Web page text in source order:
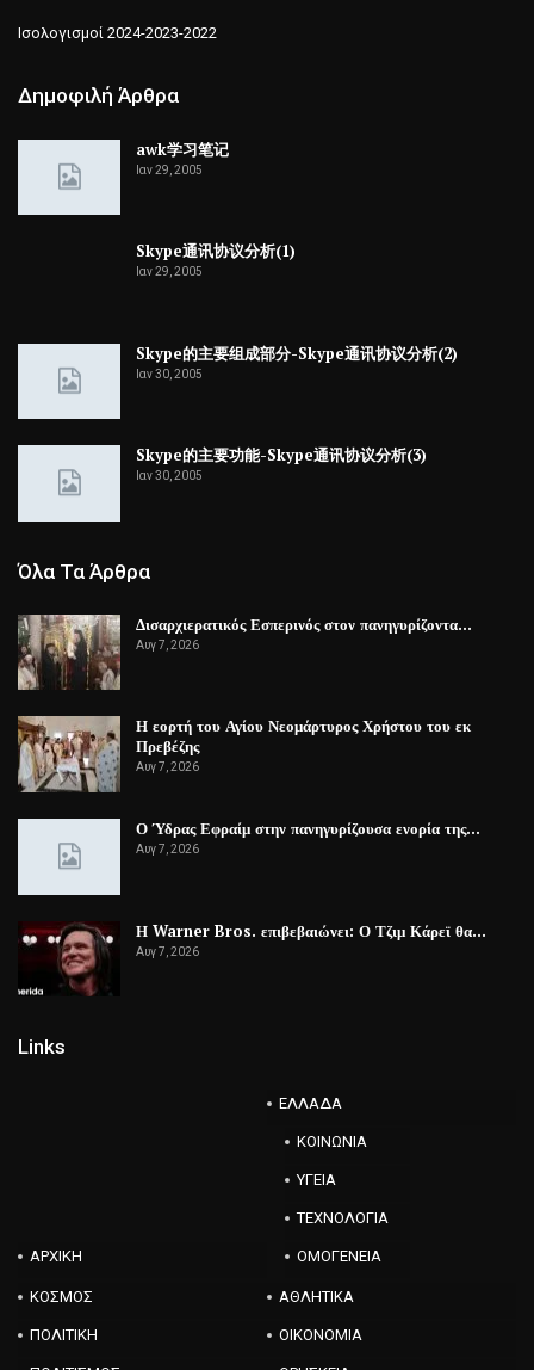
Ισολογισμοί 2024-2023-2022
Δημοφιλή Άρθρα
awk学习笔记
Ιαν 29, 2005
Skype通讯协议分析(1)
Ιαν 29, 2005
Skype的主要组成部分-Skype通讯协议分析(2)
Ιαν 30, 2005
Skype的主要功能-Skype通讯协议分析(3)
Ιαν 30, 2005
Όλα Τα Άρθρα
Δισαρχιερατικός Εσπερινός στον πανηγυρίζοντα…
Αυγ 7, 2026
Η εορτή του Αγίου Νεομάρτυρος Χρήστου του εκ
Πρεβέζης
Αυγ 7, 2026
Ο Ύδρας Εφραίμ στην πανηγυρίζουσα ενορία της…
Αυγ 7, 2026
Η Warner Bros. επιβεβαιώνει: Ο Τζιμ Κάρεϊ θα…
Αυγ 7, 2026
Links
ΑΡΧΙΚΗ
ΕΛΛΑΔΑ
ΚΟΙΝΩΝΙΑ
ΥΓΕΙΑ
ΤΕΧΝΟΛΟΓΙΑ
ΟΜΟΓΕΝΕΙΑ
ΚΟΣΜΟΣ ΑΘΛΗΤΙΚΑ
ΠΟΛΙΤΙΚΗ ΟΙΚΟΝΟΜΙΑ